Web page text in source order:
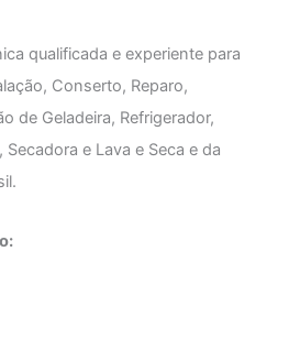
qualificada e experiente para
Conserto, Reparo,
de Geladeira, Refrigerador,
e Lava e Seca e da